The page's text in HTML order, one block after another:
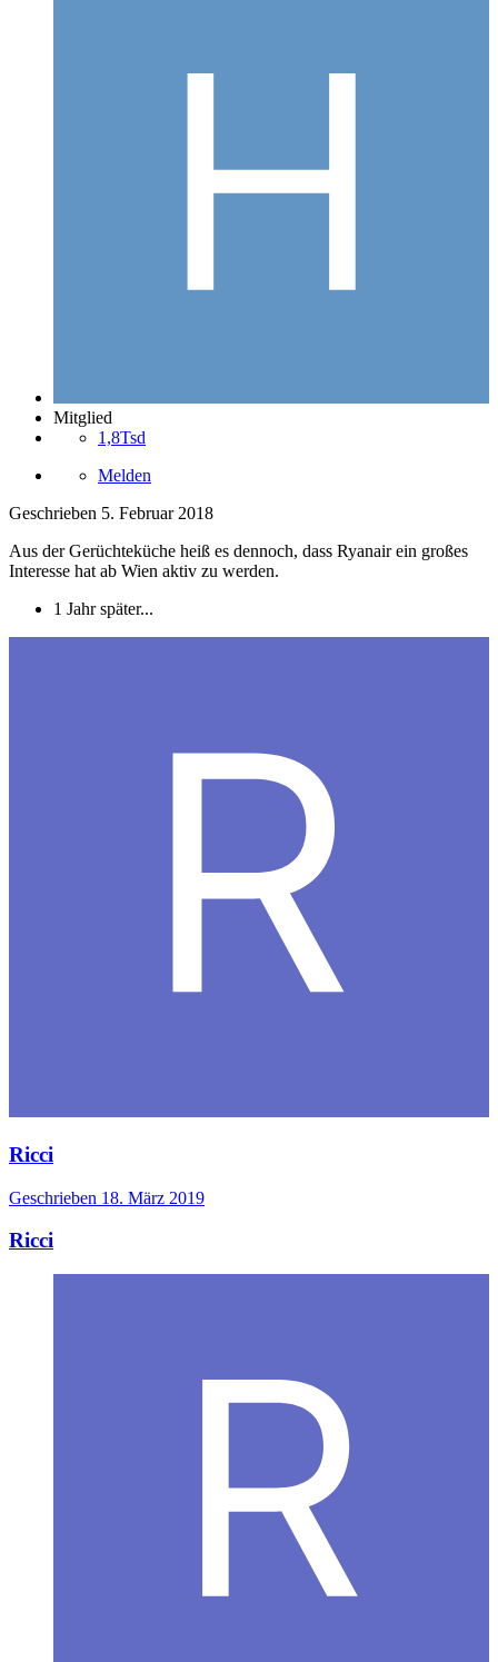
Mitglied
1,8Tsd
Melden
Geschrieben 5. Februar 2018
Aus der Gerüchteküche heiß es dennoch, dass Ryanair ein großes
Interesse hat ab Wien aktiv zu werden.
1 Jahr später...
Ricci
Geschrieben 18. März 2019
Ricci